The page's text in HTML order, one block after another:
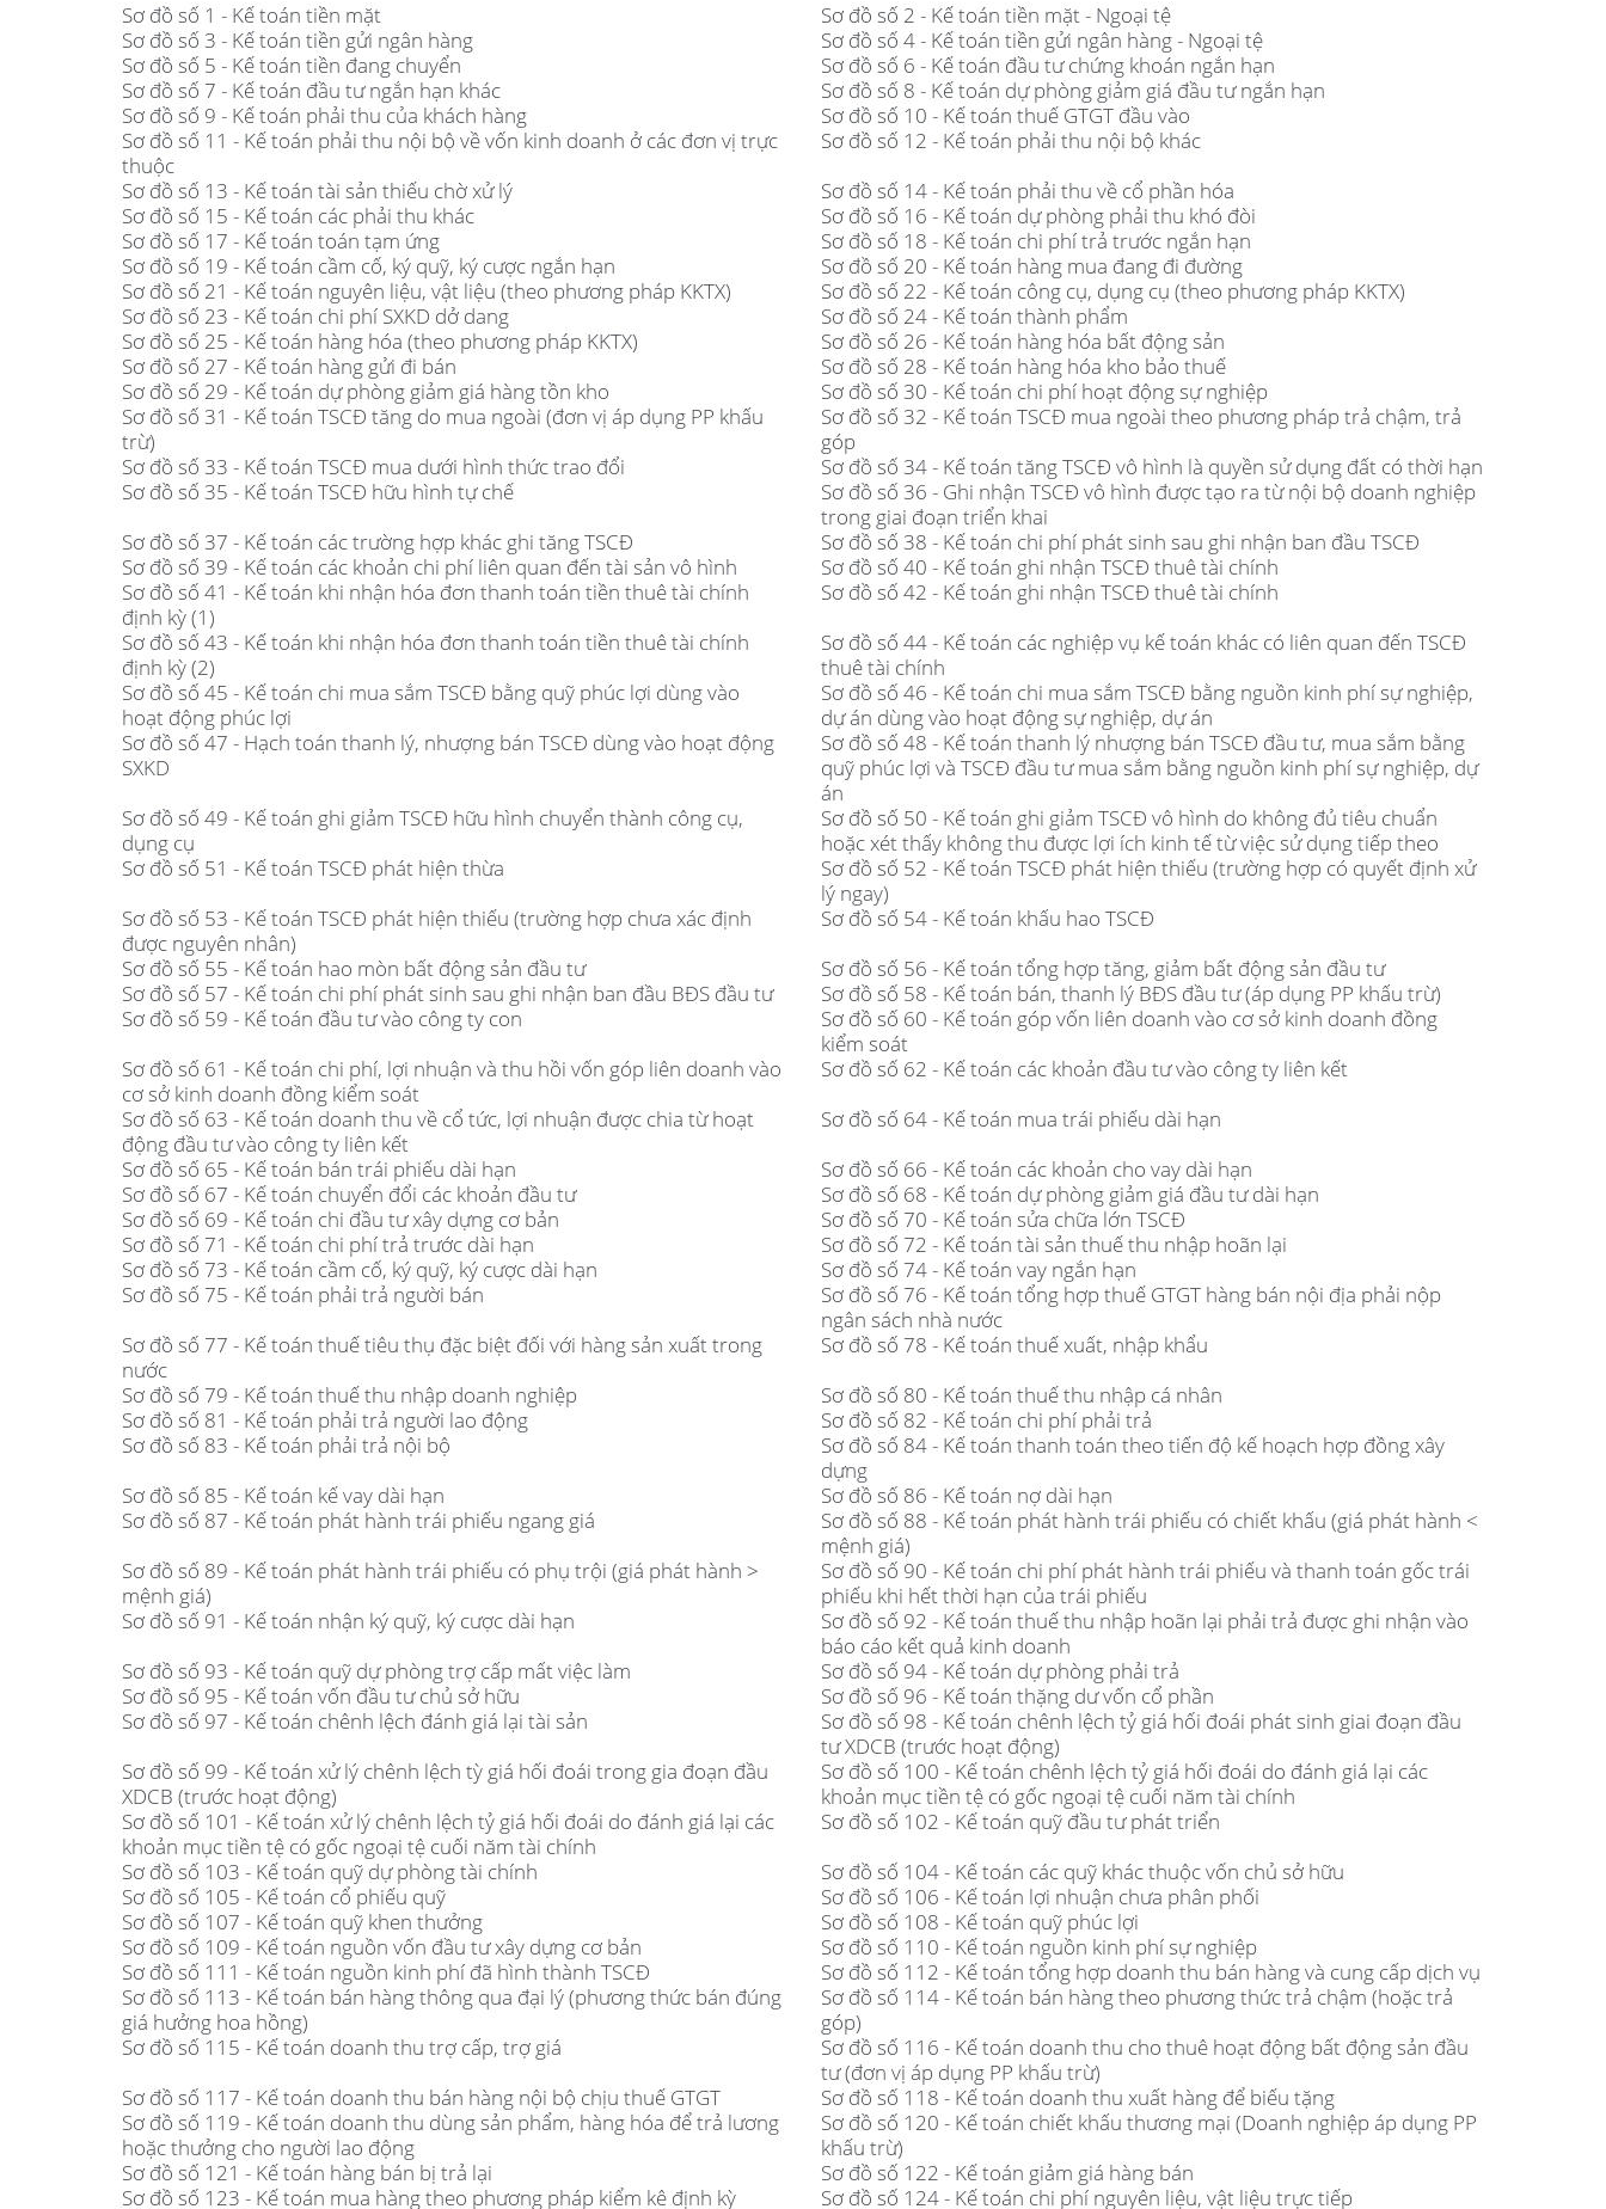
Sơ đồ số 1 - Kế toán tiền mặt
Sơ đồ số 2 - Kế toán tiền mặt - Ngoại tệ
Sơ đồ số 3 - Kế toán tiền gửi ngân hàng
Sơ đồ số 4 - Kế toán tiền gửi ngân hàng - Ngoại tệ
Sơ đồ số 5 - Kế toán tiền đang chuyển
Sơ đồ số 6 - Kế toán đầu tư chứng khoán ngắn hạn
Sơ đồ số 7 - Kế toán đầu tư ngắn hạn khác
Sơ đồ số 8 - Kế toán dự phòng giảm giá đầu tư ngắn hạn
Sơ đồ số 9 - Kế toán phải thu của khách hàng
Sơ đồ số 10 - Kế toán thuế GTGT đầu vào
Sơ đồ số 11 - Kế toán phải thu nội bộ về vốn kinh doanh ở các đơn vị trực
thuộc
Sơ đồ số 12 - Kế toán phải thu nội bộ khác
Sơ đồ số 13 - Kế toán tài sản thiếu chờ xử lý
Sơ đồ số 14 - Kế toán phải thu về cổ phần hóa
Sơ đồ số 15 - Kế toán các phải thu khác
Sơ đồ số 16 - Kế toán dự phòng phải thu khó đòi
Sơ đồ số 17 - Kế toán toán tạm ứng
Sơ đồ số 18 - Kế toán chi phí trả trước ngắn hạn
Sơ đồ số 19 - Kế toán cầm cố, ký quỹ, ký cược ngắn hạn
Sơ đồ số 20 - Kế toán hàng mua đang đi đường
Sơ đồ số 21 - Kế toán nguyên liệu, vật liệu (theo phương pháp KKTX)
Sơ đồ số 22 - Kế toán công cụ, dụng cụ (theo phương pháp KKTX)
Sơ đồ số 23 - Kế toán chi phí SXKD dở dang
Sơ đồ số 24 - Kế toán thành phẩm
Sơ đồ số 25 - Kế toán hàng hóa (theo phương pháp KKTX)
Sơ đồ số 26 - Kế toán hàng hóa bất động sản
Sơ đồ số 27 - Kế toán hàng gửi đi bán
Sơ đồ số 28 - Kế toán hàng hóa kho bảo thuế
Sơ đồ số 29 - Kế toán dự phòng giảm giá hàng tồn kho
Sơ đồ số 30 - Kế toán chi phí hoạt động sự nghiệp
Sơ đồ số 31 - Kế toán TSCĐ tăng do mua ngoài (đơn vị áp dụng PP khấu
trừ)
Sơ đồ số 32 - Kế toán TSCĐ mua ngoài theo phương pháp trả chậm, trả
góp
Sơ đồ số 33 - Kế toán TSCĐ mua dưới hình thức trao đổi
Sơ đồ số 34 - Kế toán tăng TSCĐ vô hình là quyền sử dụng đất có thời hạn
Sơ đồ số 35 - Kế toán TSCĐ hữu hình tự chế
Sơ đồ số 36 - Ghi nhận TSCĐ vô hình được tạo ra từ nội bộ doanh nghiệp
trong giai đoạn triển khai
Sơ đồ số 37 - Kế toán các trường hợp khác ghi tăng TSCĐ
Sơ đồ số 38 - Kế toán chi phí phát sinh sau ghi nhận ban đầu TSCĐ
Sơ đồ số 39 - Kế toán các khoản chi phí liên quan đến tài sản vô hình
Sơ đồ số 40 - Kế toán ghi nhận TSCĐ thuê tài chính
Sơ đồ số 41 - Kế toán khi nhận hóa đơn thanh toán tiền thuê tài chính
định kỳ (1)
Sơ đồ số 42 - Kế toán ghi nhận TSCĐ thuê tài chính
Sơ đồ số 43 - Kế toán khi nhận hóa đơn thanh toán tiền thuê tài chính
định kỳ (2)
Sơ đồ số 44 - Kế toán các nghiệp vụ kế toán khác có liên quan đến TSCĐ
thuê tài chính
Sơ đồ số 45 - Kế toán chi mua sắm TSCĐ bằng quỹ phúc lợi dùng vào
hoạt động phúc lợi
Sơ đồ số 46 - Kế toán chi mua sắm TSCĐ bằng nguồn kinh phí sự nghiệp,
dự án dùng vào hoạt động sự nghiệp, dự án
Sơ đồ số 47 - Hạch toán thanh lý, nhượng bán TSCĐ dùng vào hoạt động
SXKD
Sơ đồ số 48 - Kế toán thanh lý nhượng bán TSCĐ đầu tư, mua sắm bằng
quỹ phúc lợi và TSCĐ đầu tư mua sắm bằng nguồn kinh phí sự nghiệp, dự
án
Sơ đồ số 49 - Kế toán ghi giảm TSCĐ hữu hình chuyển thành công cụ,
dụng cụ
Sơ đồ số 50 - Kế toán ghi giảm TSCĐ vô hình do không đủ tiêu chuẩn
hoặc xét thấy không thu được lợi ích kinh tế từ việc sử dụng tiếp theo
Sơ đồ số 51 - Kế toán TSCĐ phát hiện thừa
Sơ đồ số 52 - Kế toán TSCĐ phát hiện thiếu (trường hợp có quyết định xử
lý ngay)
Sơ đồ số 53 - Kế toán TSCĐ phát hiện thiếu (trường hợp chưa xác định
được nguyên nhân)
Sơ đồ số 54 - Kế toán khấu hao TSCĐ
Sơ đồ số 55 - Kế toán hao mòn bất động sản đầu tư
Sơ đồ số 56 - Kế toán tổng hợp tăng, giảm bất động sản đầu tư
Sơ đồ số 57 - Kế toán chi phí phát sinh sau ghi nhận ban đầu BĐS đầu tư
Sơ đồ số 58 - Kế toán bán, thanh lý BĐS đầu tư (áp dụng PP khấu trừ)
Sơ đồ số 59 - Kế toán đầu tư vào công ty con
Sơ đồ số 60 - Kế toán góp vốn liên doanh vào cơ sở kinh doanh đồng
kiểm soát
Sơ đồ số 61 - Kế toán chi phí, lợi nhuận và thu hồi vốn góp liên doanh vào
cơ sở kinh doanh đồng kiểm soát
Sơ đồ số 62 - Kế toán các khoản đầu tư vào công ty liên kết
Sơ đồ số 63 - Kế toán doanh thu về cổ tức, lợi nhuận được chia từ hoạt
động đầu tư vào công ty liên kết
Sơ đồ số 64 - Kế toán mua trái phiếu dài hạn
Sơ đồ số 65 - Kế toán bán trái phiếu dài hạn
Sơ đồ số 66 - Kế toán các khoản cho vay dài hạn
Sơ đồ số 67 - Kế toán chuyển đổi các khoản đầu tư
Sơ đồ số 68 - Kế toán dự phòng giảm giá đầu tư dài hạn
Sơ đồ số 69 - Kế toán chi đầu tư xây dựng cơ bản
Sơ đồ số 70 - Kế toán sửa chữa lớn TSCĐ
Sơ đồ số 71 - Kế toán chi phí trả trước dài hạn
Sơ đồ số 72 - Kế toán tài sản thuế thu nhập hoãn lại
Sơ đồ số 73 - Kế toán cầm cố, ký quỹ, ký cược dài hạn
Sơ đồ số 74 - Kế toán vay ngắn hạn
Sơ đồ số 75 - Kế toán phải trả người bán
Sơ đồ số 76 - Kế toán tổng hợp thuế GTGT hàng bán nội địa phải nộp
ngân sách nhà nước
Sơ đồ số 77 - Kế toán thuế tiêu thụ đặc biệt đối với hàng sản xuất trong
nước
Sơ đồ số 78 - Kế toán thuế xuất, nhập khẩu
Sơ đồ số 79 - Kế toán thuế thu nhập doanh nghiệp
Sơ đồ số 80 - Kế toán thuế thu nhập cá nhân
Sơ đồ số 81 - Kế toán phải trả người lao động
Sơ đồ số 82 - Kế toán chi phí phải trả
Sơ đồ số 83 - Kế toán phải trả nội bộ
Sơ đồ số 84 - Kế toán thanh toán theo tiến độ kế hoạch hợp đồng xây
dựng
Sơ đồ số 85 - Kế toán kế vay dài hạn
Sơ đồ số 86 - Kế toán nợ dài hạn
Sơ đồ số 87 - Kế toán phát hành trái phiếu ngang giá
Sơ đồ số 88 - Kế toán phát hành trái phiếu có chiết khấu (giá phát hành <
mệnh giá)
Sơ đồ số 89 - Kế toán phát hành trái phiếu có phụ trội (giá phát hành >
mệnh giá)
Sơ đồ số 90 - Kế toán chi phí phát hành trái phiếu và thanh toán gốc trái
phiếu khi hết thời hạn của trái phiếu
Sơ đồ số 91 - Kế toán nhận ký quỹ, ký cược dài hạn
Sơ đồ số 92 - Kế toán thuế thu nhập hoãn lại phải trả được ghi nhận vào
báo cáo kết quả kinh doanh
Sơ đồ số 93 - Kế toán quỹ dự phòng trợ cấp mất việc làm
Sơ đồ số 94 - Kế toán dự phòng phải trả
Sơ đồ số 95 - Kế toán vốn đầu tư chủ sở hữu
Sơ đồ số 96 - Kế toán thặng dư vốn cổ phần
Sơ đồ số 97 - Kế toán chênh lệch đánh giá lại tài sản
Sơ đồ số 98 - Kế toán chênh lệch tỷ giá hối đoái phát sinh giai đoạn đầu
tư XDCB (trước hoạt động)
Sơ đồ số 99 - Kế toán xử lý chênh lệch tỳ giá hối đoái trong gia đoạn đầu
XDCB (trước hoạt động)
Sơ đồ số 100 - Kế toán chênh lệch tỷ giá hối đoái do đánh giá lại các
khoản mục tiền tệ có gốc ngoại tệ cuối năm tài chính
Sơ đồ số 101 - Kế toán xử lý chênh lệch tỷ giá hối đoái do đánh giá lại các
khoản mục tiền tệ có gốc ngoại tệ cuối năm tài chính
Sơ đồ số 102 - Kế toán quỹ đầu tư phát triển
Sơ đồ số 103 - Kế toán quỹ dự phòng tài chính
Sơ đồ số 104 - Kế toán các quỹ khác thuộc vốn chủ sở hữu
Sơ đồ số 105 - Kế toán cổ phiếu quỹ
Sơ đồ số 106 - Kế toán lợi nhuận chưa phân phối
Sơ đồ số 107 - Kế toán quỹ khen thưởng
Sơ đồ số 108 - Kế toán quỹ phúc lợi
Sơ đồ số 109 - Kế toán nguồn vốn đầu tư xây dựng cơ bản
Sơ đồ số 110 - Kế toán nguồn kinh phí sự nghiệp
Sơ đồ số 111 - Kế toán nguồn kinh phí đã hình thành TSCĐ
Sơ đồ số 112 - Kế toán tổng hợp doanh thu bán hàng và cung cấp dịch vụ
Sơ đồ số 113 - Kế toán bán hàng thông qua đại lý (phương thức bán đúng
giá hưởng hoa hồng)
Sơ đồ số 114 - Kế toán bán hàng theo phương thức trả chậm (hoặc trả
góp)
Sơ đồ số 115 - Kế toán doanh thu trợ cấp, trợ giá
Sơ đồ số 116 - Kế toán doanh thu cho thuê hoạt động bất động sản đầu
tư (đơn vị áp dụng PP khấu trừ)
Sơ đồ số 117 - Kế toán doanh thu bán hàng nội bộ chịu thuế GTGT
Sơ đồ số 118 - Kế toán doanh thu xuất hàng để biếu tặng
Sơ đồ số 119 - Kế toán doanh thu dùng sản phẩm, hàng hóa để trả lương
hoặc thưởng cho người lao động
Sơ đồ số 120 - Kế toán chiết khấu thương mại (Doanh nghiệp áp dụng PP
khấu trừ)
Sơ đồ số 121 - Kế toán hàng bán bị trả lại
Sơ đồ số 122 - Kế toán giảm giá hàng bán
Sơ đồ số 123 - Kế toán mua hàng theo phương pháp kiểm kê định kỳ
Sơ đồ số 124 - Kế toán chi phí nguyên liệu, vật liệu trực tiếp